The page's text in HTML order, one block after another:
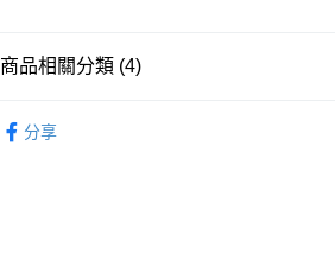
付款後順豐合作便利店
送貨上門免運優惠
商品相關分類 (4)
分享